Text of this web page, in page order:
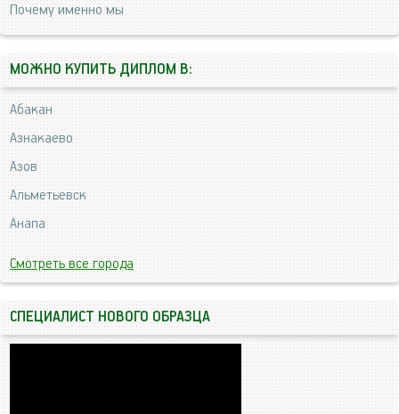
Почему именно мы
МОЖНО КУПИТЬ ДИПЛОМ В:
Абакан
Азнакаево
Азов
Альметьевск
Анапа
Смотреть все города
СПЕЦИАЛИСТ НОВОГО ОБРАЗЦА